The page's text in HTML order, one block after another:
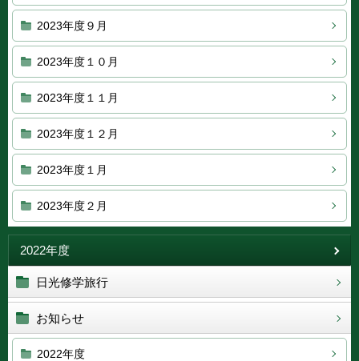
2023年度９月
2023年度１０月
2023年度１１月
2023年度１２月
2023年度１月
2023年度２月
2022年度
日光修学旅行
お知らせ
2022年度